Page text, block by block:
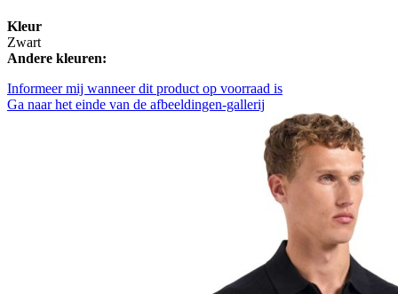
Kleur
Zwart
Andere kleuren:
Informeer mij wanneer dit product op voorraad is
Ga naar het einde van de afbeeldingen-gallerij